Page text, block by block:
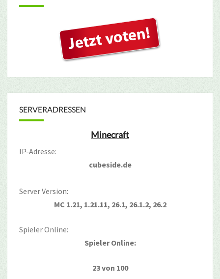
SERVERADRESSEN
Minecraft
IP-Adresse:
cubeside.de
Server Version:
MC 1.21, 1.21.11, 26.1, 26.1.2, 26.2
Spieler Online:
Spieler Online:
23 von 100